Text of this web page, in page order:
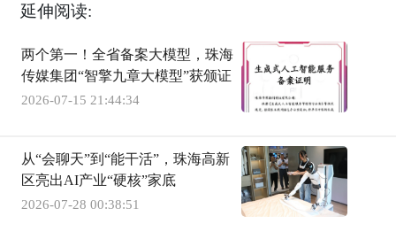
延伸阅读:
两个第一！全省备案大模型，珠海
传媒集团“智擎九章大模型”获颁证
2026-07-15 21:44:34
从“会聊天”到“能干活”，珠海高新
区亮出AI产业“硬核”家底
2026-07-28 00:38:51